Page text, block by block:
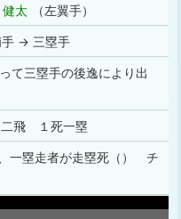
太
（左翼手）
手 → 三塁手
て三塁手の後逸により出
二飛 １死一塁
一塁走者が走塁死（） チ